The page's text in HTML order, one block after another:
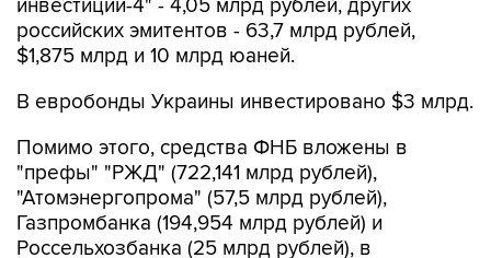
инвестиции-4" - 4,05 млрд рублей, других
российских эмитентов - 63,7 млрд рублей,
$1,875 млрд и 10 млрд юаней.
В евробонды Украины инвестировано $3 млрд.
Помимо этого, средства ФНБ вложены в
"префы" "РЖД" (722,141 млрд рублей),
"Атомэнергопрома" (57,5 млрд рублей),
Газпромбанка (194,954 млрд рублей) и
Россельхозбанка (25 млрд рублей), в